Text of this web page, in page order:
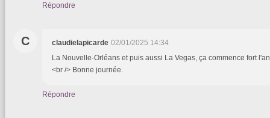
Répondre
C claudielapicarde 02/01/2025 14:34
La Nouvelle-Orléans et puis aussi La Vegas, ça commence fort
<br /> Bonne journée.
Répondre